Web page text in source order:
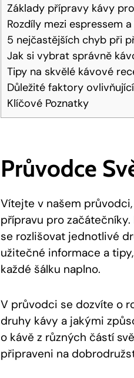
Základy přípravy kávy
Rozdíly mezi espressem
5 nejčastějších chyb při
Jak si vybrat správně
Tipy na skvělé kávové
Důležité faktory
Klíčové Poznatky
Průvodce
Vítejte v našem
přípravu pro
se rozlišovat jednotlivé
užitečné informace a
každé šálku naplno.
V průvodci se dozvíte o
druhy kávy a jakými
o kávě z různých částí
připraveni na